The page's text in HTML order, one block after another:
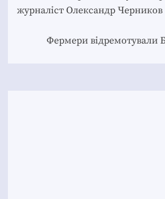
журналіст Олександр Черников
Фермери відремотували